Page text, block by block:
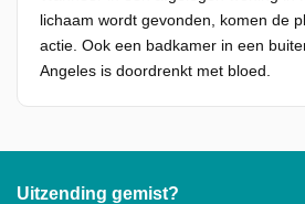
lichaam wordt gevonden, komen de
actie. Ook een badkamer in een
Angeles is doordrenkt met bloed.
Uitzending gemist?